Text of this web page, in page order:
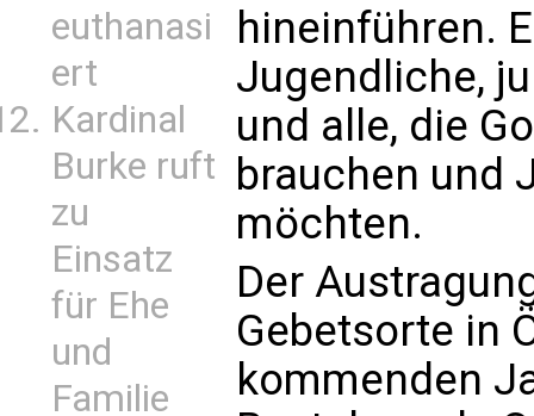
euthanasi
ert
Kardinal
Burke ruft
zu
Einsatz
für Ehe
und
Familie
hineinführen.
Jugendliche,
und alle, die
brauchen und
möchten.
Der
Gebetsorte in
kommenden